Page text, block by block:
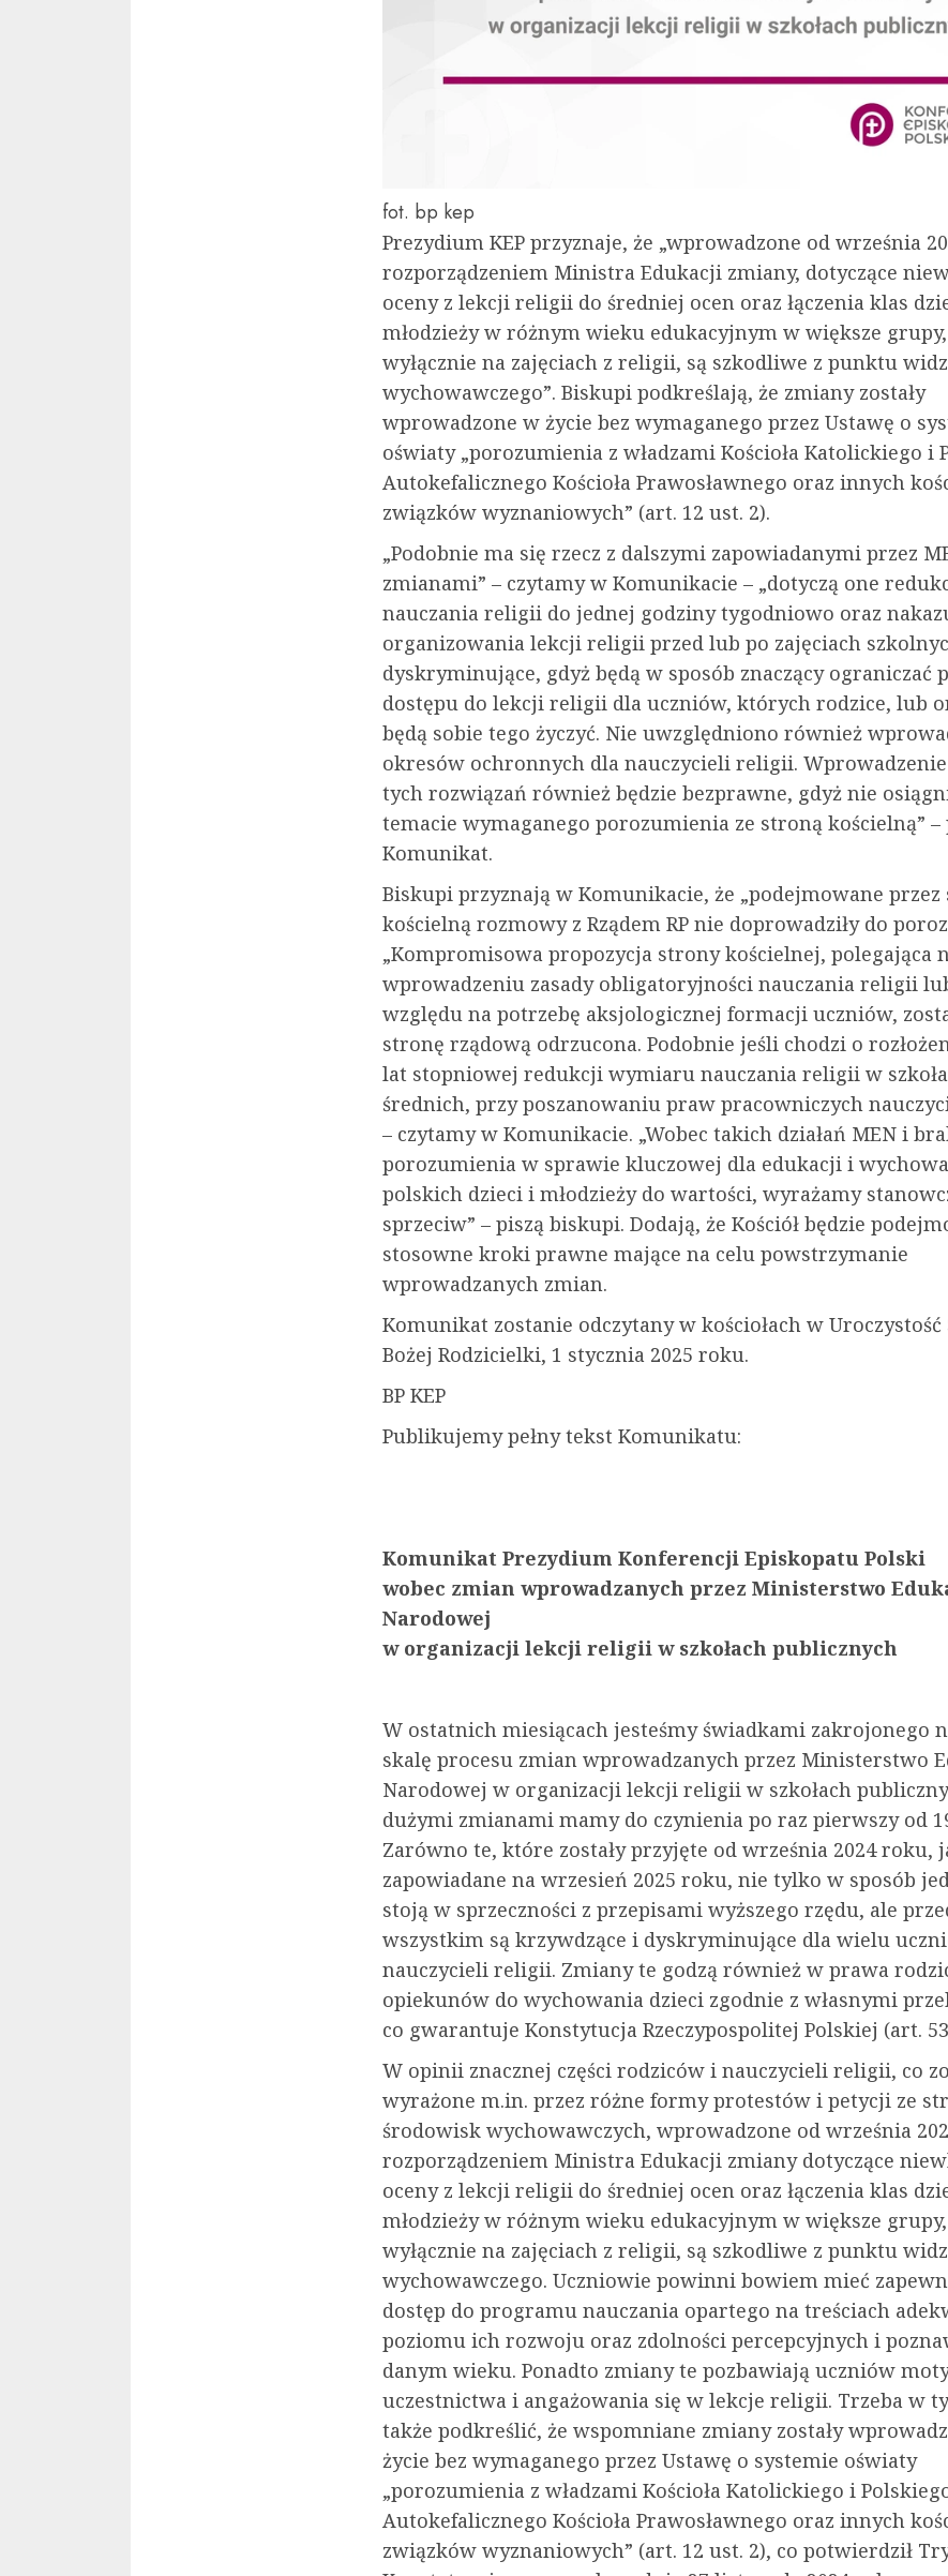
fot. bp kep
Prezydium KEP przyznaje, że „wprowadzone od września
rozporządzeniem Ministra Edukacji zmiany, dotyczące
oceny z lekcji religii do średniej ocen oraz łączenia klas
młodzieży w różnym wieku edukacyjnym w większe
wyłącznie na zajęciach z religii, są szkodliwe z punktu
wychowawczego”. Biskupi podkreślają, że zmiany zostały
wprowadzone w życie bez wymaganego przez Ustawę o
oświaty „porozumienia z władzami Kościoła Katolickiego i
Autokefalicznego Kościoła Prawosławnego oraz innych
związków wyznaniowych” (art. 12 ust. 2).
„Podobnie ma się rzecz z dalszymi zapowiadanymi przez
zmianami” – czytamy w Komunikacie – „dotyczą one
nauczania religii do jednej godziny tygodniowo oraz
organizowania lekcji religii przed lub po zajęciach
dyskryminujące, gdyż będą w sposób znaczący ograniczać
dostępu do lekcji religii dla uczniów, których rodzice, lub
będą sobie tego życzyć. Nie uwzględniono również
okresów ochronnych dla nauczycieli religii.
tych rozwiązań również będzie bezprawne, gdyż nie
temacie wymaganego porozumienia ze stroną kościelną” –
Komunikat.
Biskupi przyznają w Komunikacie, że „podejmowane przez
kościelną rozmowy z Rządem RP nie doprowadziły do
„Kompromisowa propozycja strony kościelnej, polegająca
wprowadzeniu zasady obligatoryjności nauczania religii
względu na potrzebę aksjologicznej formacji uczniów,
stronę rządową odrzucona. Podobnie jeśli chodzi o
lat stopniowej redukcji wymiaru nauczania religii w
średnich, przy poszanowaniu praw pracowniczych
– czytamy w Komunikacie. „Wobec takich działań MEN i
porozumienia w sprawie kluczowej dla edukacji i
polskich dzieci i młodzieży do wartości, wyrażamy
sprzeciw” – piszą biskupi. Dodają, że Kościół będzie
stosowne kroki prawne mające na celu powstrzymanie
wprowadzanych zmian.
Komunikat zostanie odczytany w kościołach w Uroczystość
Bożej Rodzicielki, 1 stycznia 2025 roku.
BP KEP
Publikujemy pełny tekst Komunikatu:
Komunikat Prezydium Konferencji Episkopatu Polski
wobec zmian wprowadzanych przez Ministerstwo
Narodowej
w organizacji lekcji religii w szkołach publicznych
W ostatnich miesiącach jesteśmy świadkami zakrojonego
skalę procesu zmian wprowadzanych przez Ministerstwo
Narodowej w organizacji lekcji religii w szkołach
dużymi zmianami mamy do czynienia po raz pierwszy od
Zarówno te, które zostały przyjęte od września 2024 roku,
zapowiadane na wrzesień 2025 roku, nie tylko w sposób
stoją w sprzeczności z przepisami wyższego rzędu, ale
wszystkim są krzywdzące i dyskryminujące dla wielu
nauczycieli religii. Zmiany te godzą również w prawa
opiekunów do wychowania dzieci zgodnie z własnymi
co gwarantuje Konstytucja Rzeczypospolitej Polskiej (art.
W opinii znacznej części rodziców i nauczycieli religii, co
wyrażone m.in. przez różne formy protestów i petycji ze
środowisk wychowawczych, wprowadzone od września
rozporządzeniem Ministra Edukacji zmiany dotyczące
oceny z lekcji religii do średniej ocen oraz łączenia klas
młodzieży w różnym wieku edukacyjnym w większe
wyłącznie na zajęciach z religii, są szkodliwe z punktu
wychowawczego. Uczniowie powinni bowiem mieć
dostęp do programu nauczania opartego na treściach
poziomu ich rozwoju oraz zdolności percepcyjnych i
danym wieku. Ponadto zmiany te pozbawiają uczniów
uczestnictwa i angażowania się w lekcje religii. Trzeba w
także podkreślić, że wspomniane zmiany zostały
życie bez wymaganego przez Ustawę o systemie oświaty
„porozumienia z władzami Kościoła Katolickiego i
Autokefalicznego Kościoła Prawosławnego oraz innych
związków wyznaniowych” (art. 12 ust. 2), co potwierdził